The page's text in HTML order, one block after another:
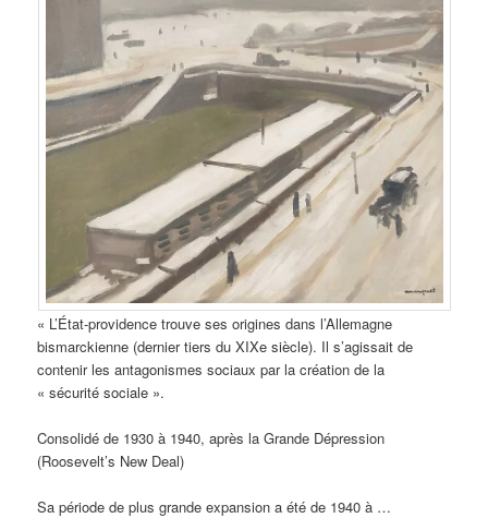
« L’État-providence trouve ses origines dans l’Allemagne
bismarckienne (dernier tiers du XIXe siècle). Il s’agissait de
contenir les antagonismes sociaux par la création de la
« sécurité sociale ».
Consolidé de 1930 à 1940, après la Grande Dépression
(Roosevelt’s New Deal)
Sa période de plus grande expansion a été de 1940 à …